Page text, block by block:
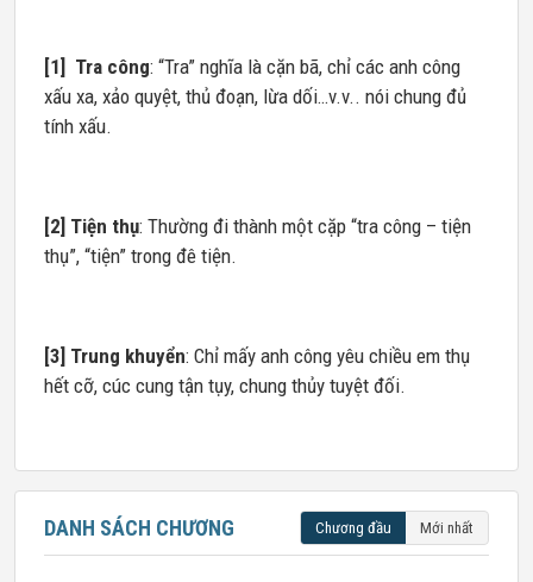
[1] Tra công: “Tra” nghĩa là cặn bã, chỉ các anh công
xấu xa, xảo quyệt, thủ đoạn, lừa dối…v.v.. nói chung đủ
tính xấu.
[2] Tiện thụ: Thường đi thành một cặp “tra công – tiện
thụ”, “tiện” trong đê tiện.
[3] Trung khuyển: Chỉ mấy anh công yêu chiều em thụ
hết cỡ, cúc cung tận tụy, chung thủy tuyệt đối.
DANH SÁCH CHƯƠNG Chương đầu Mới nhất